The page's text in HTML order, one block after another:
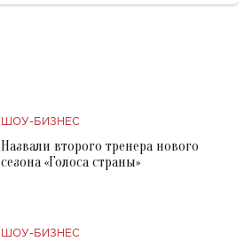
ШОУ-БИЗНЕС
Назвали второго тренера нового
сезона «Голоса страны»
ШОУ-БИЗНЕС